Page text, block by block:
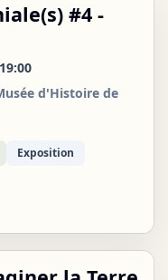
#4 -
d'Histoire de
Exposition